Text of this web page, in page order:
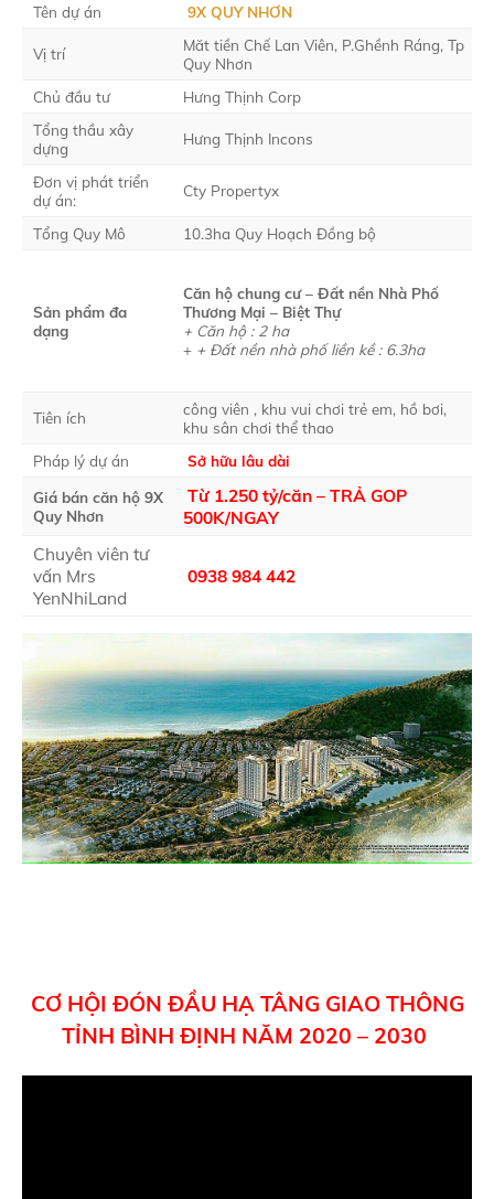
Tên dự án 9X QUY NHƠN
Vị trí
Măt tiền Chế Lan Viên, P.Ghềnh Ráng, Tp
Quy Nhơn
Chủ đầu tư
Hưng Thịnh Corp
Tổng thầu xây
dựng
Hưng Thịnh Incons
Đơn vị phát triển
dự án:
Cty Propertyx
Tổng Quy Mô 10.3ha Quy Hoạch Đồng bộ
Sản phẩm đa
dạng
Căn hộ chung cư – Đất nền Nhà Phố
Thương Mại – Biệt Thự
+ Căn hộ : 2 ha
+ + Đất nền nhà phố liền kề : 6.3ha
Tiên ích
công viên , khu vui chơi trẻ em, hồ bơi,
khu sân chơi thể thao
Pháp lý dự án
Sở hữu lâu dài
Giá bán căn hộ 9X
Quy Nhơn
Từ 1.250 tỷ/căn – TRẢ GOP
500K/NGAY
Chuyên viên tư
vấn Mrs
YenNhiLand
0938 984 442
CƠ HỘI ĐÓN ĐẦU HẠ TÂNG GIAO THÔNG
TỈNH BÌNH ĐỊNH NĂM 2020 – 2030